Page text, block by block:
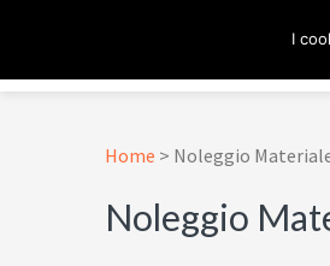
navigazione
contenuto
piè
footer
In Tutta Roma E Provincia
Home > Noleggio
Noleggio
I